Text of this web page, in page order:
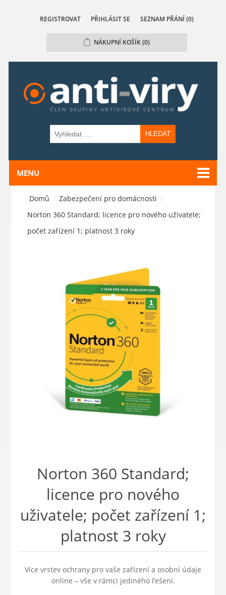
REGISTROVAT PŘIHLÁSIT SE SEZNAM PŘÁNÍ (0)
NÁKUPNÍ KOŠÍK(0)
HLEDAT
MENU
Domů / Zabezpečení pro domácnosti /
Norton 360 Standard; licence pro nového uživatele;
počet zařízení 1; platnost 3 roky
Norton 360 Standard;
licence pro nového
uživatele; počet zařízení 1;
platnost 3 roky
Více vrstev ochrany pro vaše zařízení a osobní údaje
online – vše v rámci jediného řešení.